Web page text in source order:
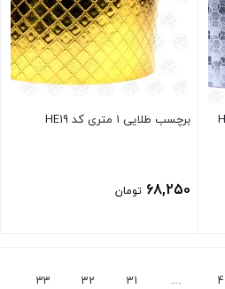
برچسب طلایی ۱ متری کد HE19
68,250 تومان
4
…
31
32
33